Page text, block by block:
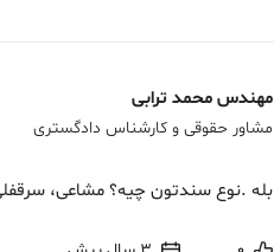
مهندس محمد ترابی
مشاور حقوقی و کارشناس دادگستری
بله .نوع سندتون چیه؟ مشاعی،